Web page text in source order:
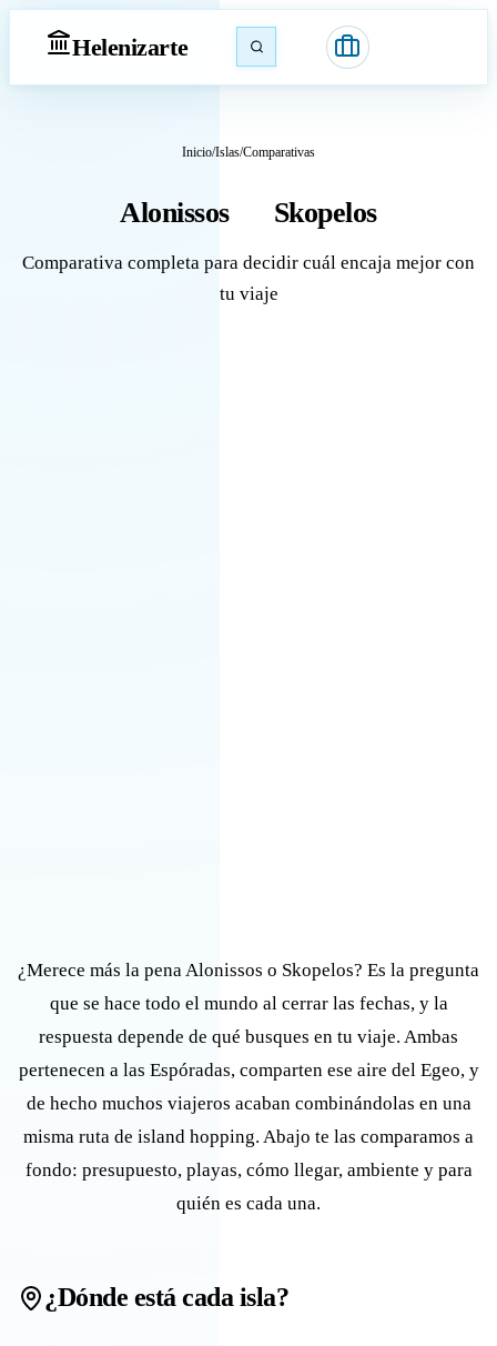
Helenizarte
Inicio/Islas/Comparativas
Alonissos Skopelos
Comparativa completa para decidir cuál encaja mejor con
tu viaje
¿Merece más la pena Alonissos o Skopelos? Es la pregunta
que se hace todo el mundo al cerrar las fechas, y la
respuesta depende de qué busques en tu viaje. Ambas
pertenecen a las Espóradas, comparten ese aire del Egeo, y
de hecho muchos viajeros acaban combinándolas en una
misma ruta de island hopping. Abajo te las comparamos a
fondo: presupuesto, playas, cómo llegar, ambiente y para
quién es cada una.
¿Dónde está cada isla?